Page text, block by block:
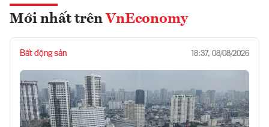
Mới nhất trên VnEconomy
Bất động sản 18:37, 08/08/2026